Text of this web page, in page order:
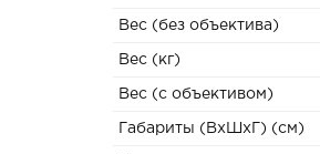
Вес (без объектива)
Вес (кг)
Вес (с объективом)
Габариты (ВxШxГ) (см)